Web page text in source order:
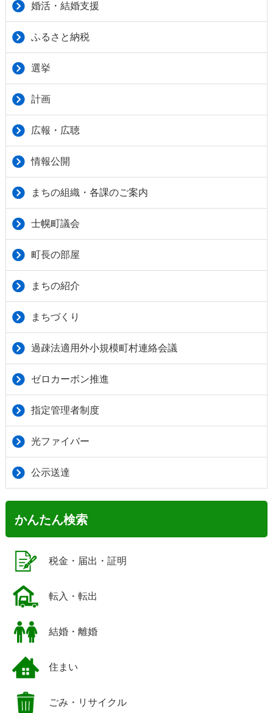
婚活・結婚支援
ふるさと納税
選挙
計画
広報・広聴
情報公開
まちの組織・各課のご案内
士幌町議会
町長の部屋
まちの紹介
まちづくり
過疎法適用外小規模町村連絡会議
ゼロカーボン推進
指定管理者制度
光ファイバー
公示送達
かんたん検索
税金・届出・証明
転入・転出
結婚・離婚
住まい
ごみ・リサイクル